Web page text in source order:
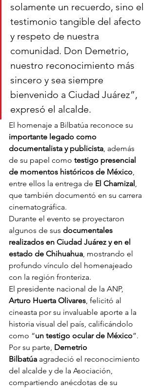
solamente un recuerdo, sino el
testimonio tangible del afecto
y respeto de nuestra
comunidad. Don Demetrio,
nuestro reconocimiento más
sincero y sea siempre
bienvenido a Ciudad Juárez”,
expresó el alcalde.
El homenaje a Bilbatúa reconoce su
importante legado como
documentalista y publicista, además
de su papel como testigo presencial
de momentos históricos de México,
entre ellos la entrega de El Chamizal ,
que también documentó en su carrera
cinematográfica.
Durante el evento se proyectaron
algunos de sus documentales
realizados en Ciudad Juárez y en el
estado de Chihuahua, mostrando el
profundo vínculo del homenajeado
con la región fronteriza.
El presidente nacional de la ANP,
Arturo Huerta Olivares, felicitó al
cineasta por su invaluable aporte a la
historia visual del país, calificándolo
como “un testigo ocular de México”.
Por su parte, Demetrio
Bilbatúa agradeció el reconocimiento
del alcalde y de la Asociación,
compartiendo anécdotas de su